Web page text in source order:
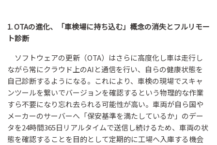
1. OTAの進化、「車検場に持ち込む」概念の消失とフルリモー
ト診断
ソフトウェアの更新（OTA）はさらに高度化し車は走行し
ながら常にクラウド上のAIと通信を行い、自らの健康状態を
自己診断するようになる。これにより、車検の現場でスキャ
ンツールを繋いでバージョンを確認するという物理的な作業
すら不要になり忘れ去られる可能性が高い。車両が自ら国や
メーカーのサーバーへ「保安基準を満たしているか」のデー
タを24時間365日リアルタイムで送信し続けるため、車両の状
態を確認することを目的として定期的に工場へ入庫する機会